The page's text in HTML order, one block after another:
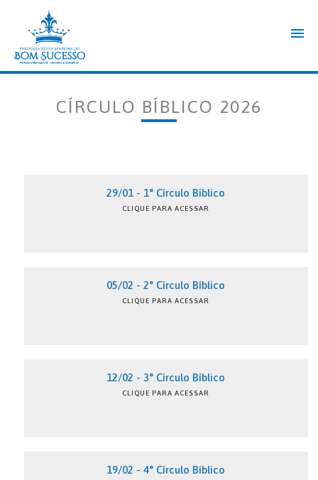
CÍRCULO BÍBLICO 2026
29/01 - 1° Círculo Bíblico
CLIQUE PARA ACESSAR
05/02 - 2° Círculo Bíblico
CLIQUE PARA ACESSAR
12/02 - 3° Círculo Bíblico
CLIQUE PARA ACESSAR
19/02 - 4° Círculo Bíblico